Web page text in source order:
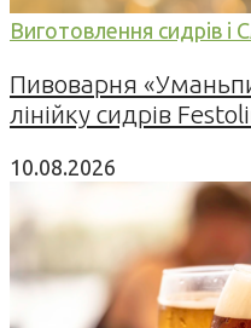
Виготовлення сидрів і
Пивоварня
лінійку сидрів
10.08.2026